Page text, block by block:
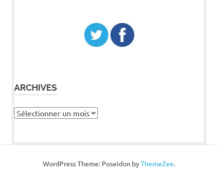
ARCHIVES
Archives
WordPress Theme: Poseidon byThemeZee.